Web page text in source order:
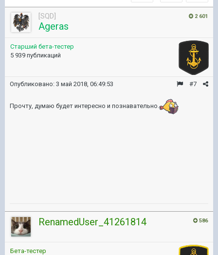
2 601
[SQD]
Ageras
Старший бета-тестер
5 939 публикаций
#7
Опубликовано: 3 май 2018, 06:49:53
Прочту, думаю будет интересно и познавательно.
586
RenamedUser_41261814
Бета-тестер